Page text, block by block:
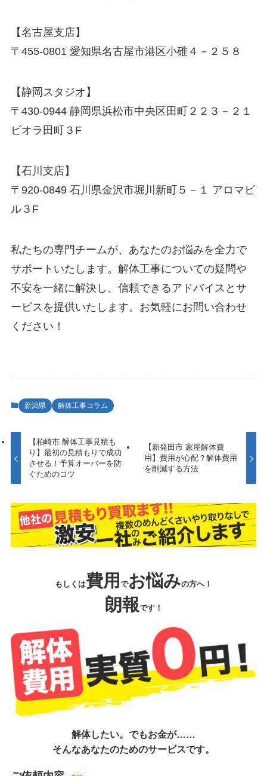
【名古屋支店】
〒455-0801 愛知県名古屋市港区小碓４－２５８
【静岡スタジオ】
〒430-0944 静岡県浜松市中央区田町２２３－２１
ビオラ田町３F
【石川支店】
〒920-0849 石川県金沢市堀川新町５－１ アロマビ
ル３F
私たちの専門チームが、あなたのお悩みを全力で
サポートいたします。解体工事についての疑問や
不安を一緒に解決し、信頼できるアドバイスとサ
ービスを提供いたします。お気軽にお問い合わせ
ください！
新潟県 解体工事コラム
【柏崎市 解体工事見積も
り】最初の見積もりで成功
させる！予算オーバーを防
ぐためのコツ
【新発田市 家屋解体費
用】費用が心配？解体費用
を削減する方法
もしくは費用 でお悩みの方へ！
朗報です！
解体したい。でもお金が……
そんなあなたのためのサービスです。